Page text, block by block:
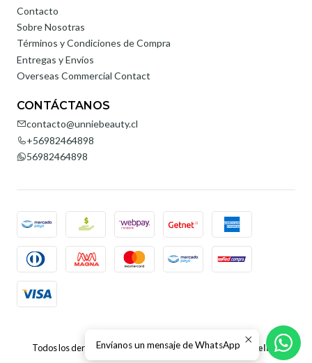
Contacto
Sobre Nosotras
Términos y Condiciones de Compra
Entregas y Envíos
Overseas Commercial Contact
CONTÁCTANOS
contacto@unniebeauty.cl
+56982464898
56982464898
Todos los derechos reservados.Desarrollado por Jumpseller.
Envíanos un mensaje de WhatsApp